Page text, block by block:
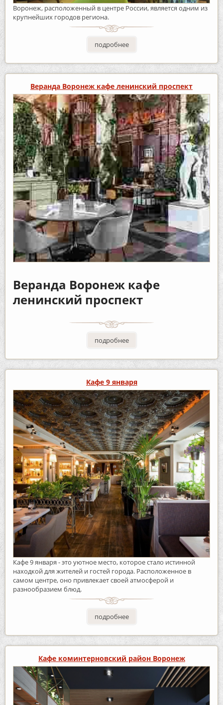
Воронеж, расположенный в центре России, является одним из
крупнейших городов региона.
подробнее
Веранда Воронеж кафе ленинский проспект
Веранда Воронеж кафе
ленинский проспект
подробнее
Кафе 9 января
Кафе 9 января - это уютное место, которое стало истинной
находкой для жителей и гостей города. Расположенное в
самом центре, оно привлекает своей атмосферой и
разнообразием блюд.
подробнее
Кафе коминтерновский район Воронеж